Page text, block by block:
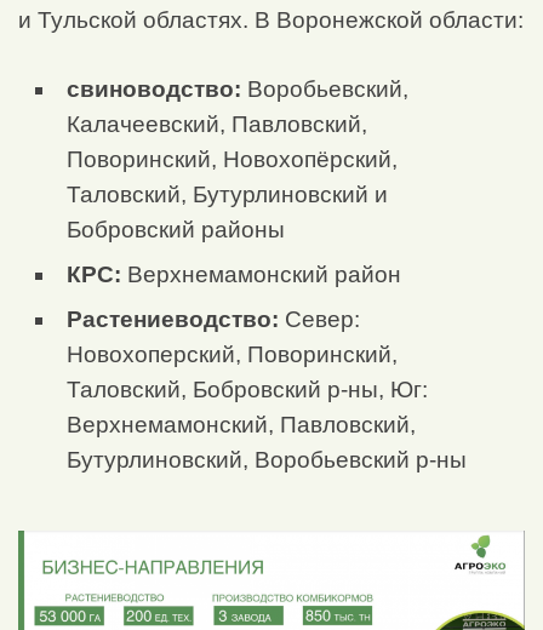
и Тульской областях. В Воронежской области:
свиноводство: Воробьевский,
Калачеевский, Павловский,
Поворинский, Новохопёрский,
Таловский, Бутурлиновский и
Бобровский районы
КРС: Верхнемамонский район
Растениеводство: Север:
Новохоперский, Поворинский,
Таловский, Бобровский р-ны, Юг:
Верхнемамонский, Павловский,
Бутурлиновский, Воробьевский р-ны